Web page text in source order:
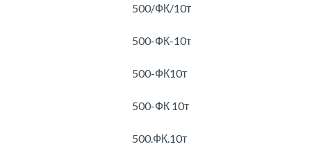
500/ФК/10т
500-ФК-10т
500-ФК10т
500-ФК 10т
500.ФК.10т